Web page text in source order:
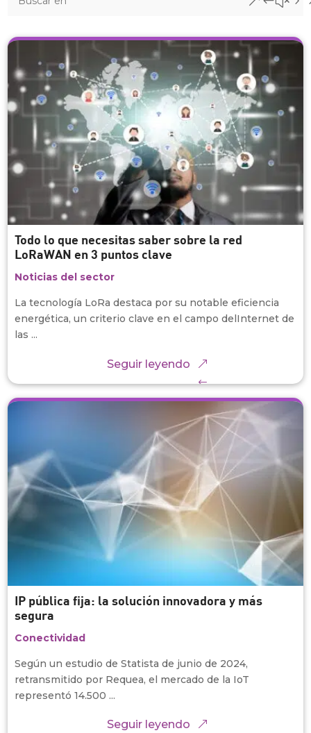
Todo lo que necesitas saber sobre la red
LoRaWAN en 3 puntos clave
Noticias del sector
La tecnología LoRa destaca por su notable eficiencia
energética, un criterio clave en el campo delInternet de
las ...
Seguir leyendo
IP pública fija: la solución innovadora y más
segura
Conectividad
Según un estudio de Statista de junio de 2024,
retransmitido por Requea, el mercado de la IoT
representó 14.500 ...
Seguir leyendo